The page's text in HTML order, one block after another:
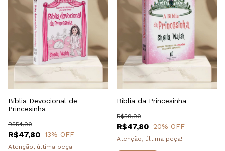
Bíblia Devocional de
Princesinha
R$47,80
R$54,90
13% OFF
Atenção, última peça!
Bíblia da Princesinha
R$47,80
R$59,90
20% OFF
Atenção, última peça!